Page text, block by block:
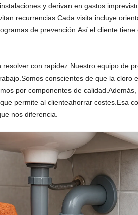
y derivan en gastos
recurrencias.Cada visita incluye
de prevención.Así el cliente tiene
resolver con rapidez.Nuestro equipo de
conscientes de que la cloro
por componentes de calidad.Además,
permite al clienteahorrar costes.Esa
nos diferencia.